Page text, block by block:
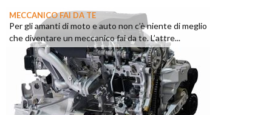
MECCANICO FAI DA TE
Per gli amanti di moto e auto non c’è niente di meglio
che diventare un meccanico fai da te. L’attre...